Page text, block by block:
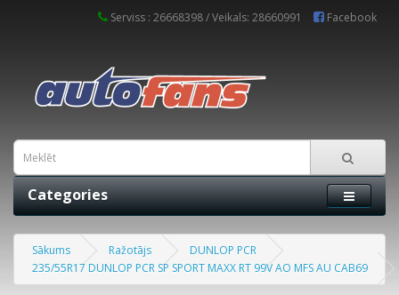
Serviss : 26668398 / Veikals: 28660991 Facebook
Categories
Sākums Ražotājs
DUNLOP PCR
235/55R17 DUNLOP PCR SP SPORT MAXX RT 99V AO MFS AU CAB69